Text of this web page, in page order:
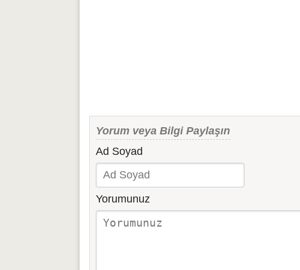
Yorum veya Bilgi Paylaşın
Ad Soyad
Yorumunuz